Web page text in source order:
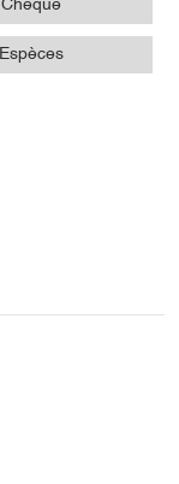
Chèque
Espèces